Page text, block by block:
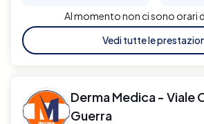
Al momento non ci sono orari
Vedi tutte le
Derma Medica - Viale
Guerra